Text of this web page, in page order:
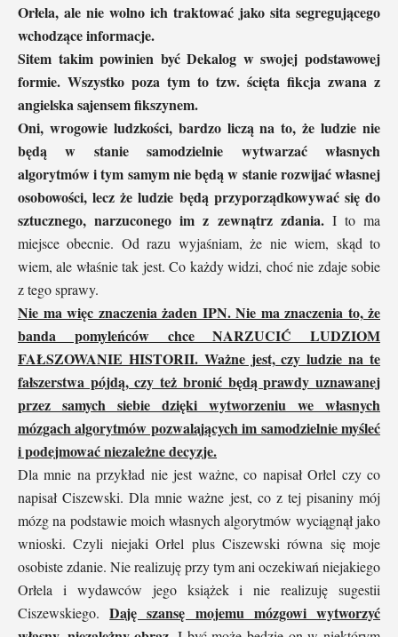
Orłela, ale nie wolno ich traktować jako sita segregującego
wchodzące informacje.
Sitem takim powinien być Dekalog w swojej podstawowej
formie. Wszystko poza tym to tzw. ścięta fikcja zwana z
angielska sajensem fikszynem.
Oni, wrogowie ludzkości, bardzo liczą na to, że ludzie nie
będą w stanie samodzielnie wytwarzać własnych
algorytmów i tym samym nie będą w stanie rozwijać własnej
osobowości, lecz że ludzie będą przyporządkowywać się do
sztucznego, narzuconego im z zewnątrz zdania. I to ma
miejsce obecnie. Od razu wyjaśniam, że nie wiem, skąd to
wiem, ale właśnie tak jest. Co każdy widzi, choć nie zdaje sobie
z tego sprawy.
Nie ma więc znaczenia żaden IPN. Nie ma znaczenia to, że
banda pomyleńców chce NARZUCIĆ LUDZIOM
FAŁSZOWANIE HISTORII. Ważne jest, czy ludzie na te
fałszerstwa pójdą, czy też bronić będą prawdy uznawanej
przez samych siebie dzięki wytworzeniu we własnych
mózgach algorytmów pozwalających im samodzielnie myśleć
i podejmować niezależne decyzje.
Dla mnie na przykład nie jest ważne, co napisał Orłel czy co
napisał Ciszewski. Dla mnie ważne jest, co z tej pisaniny mój
mózg na podstawie moich własnych algorytmów wyciągnął jako
wnioski. Czyli niejaki Orłel plus Ciszewski równa się moje
osobiste zdanie. Nie realizuję przy tym ani oczekiwań niejakiego
Orłela i wydawców jego książek i nie realizuję sugestii
Ciszewskiego.Daję szansę mojemu mózgowi wytworzyć